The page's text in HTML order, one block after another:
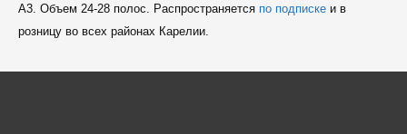
A3. Объем 24-28 полос. Распространяется по подпискеи в
розницу во всех районах Карелии.